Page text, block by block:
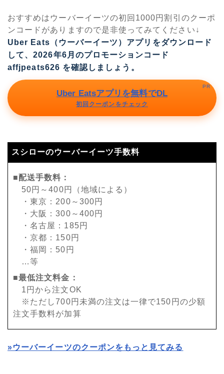
おすすめはウーバーイーツの初回1000円割引のクーポ
ンコードがありますので是非使ってみてください↓
Uber Eats（ウーバーイーツ）アプリをダウンロード
して、2026年6月のプロモーションコード
affjpeats626 を確認しましょう。
Uber Eatsアプリを無料でDL
初回クーポンをチェック
PR
スシローのウーバーイーツ手数料
■配送手数料：
50円～400円（地域による）
・東京：200～300円
・大阪：300～400円
・名古屋：185円
・京都：150円
・福岡：50円
…等
■最低注文料金：
1円から注文OK
※ただし700円未満の注文は一律で150円の少額
注文手数料が加算
»ウーバーイーツのクーポンをもっと見てみる